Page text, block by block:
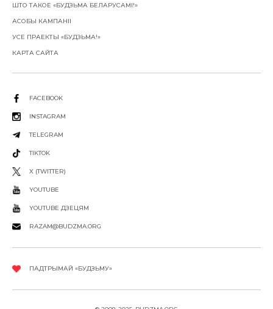
ШТО ТАКОЕ «БУДЗЬМА БЕЛАРУСАМІ!»
АСОБЫ КАМПАНІІ
УСЕ ПРАЕКТЫ «БУДЗЬМА!»
КАРТА САЙТА
FACEBOOK
INSTAGRAM
TELEGRAM
TIKTOK
X (TWITTER)
YOUTUBE
YOUTUBE ДЗЕЦЯМ
RAZAM@BUDZMA.ORG
ПАДТРЫМАЙ «БУДЗЬМУ»